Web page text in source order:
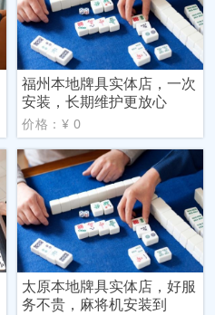
福州本地牌具实体店，一次
安装，长期维护更放心
价格：¥ 0
太原本地牌具实体店，好服
务不贵，麻将机安装到